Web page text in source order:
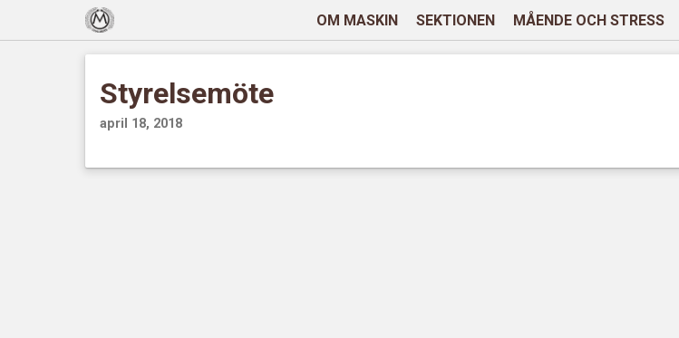
OM MASKIN SEKTIONEN MÅENDE OCH STRESS
Styrelsemöte
april 18, 2018